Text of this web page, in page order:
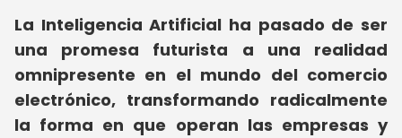
La Inteligencia Artificial ha pasado de ser
una promesa futurista a una realidad
omnipresente en el mundo del comercio
electrónico, transformando radicalmente
la forma en que operan las empresas y